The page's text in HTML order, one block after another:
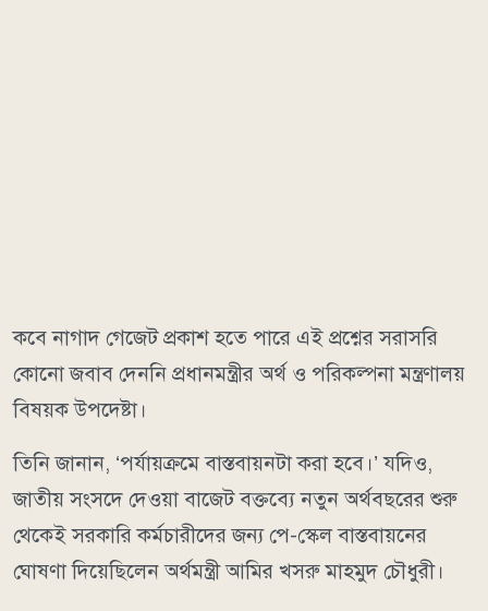
কবে নাগাদ গেজেট প্রকাশ হতে পারে এই প্রশ্নের সরাসরি
কোনো জবাব দেননি প্রধানমন্ত্রীর অর্থ ও পরিকল্পনা মন্ত্রণালয়
বিষয়ক উপদেষ্টা।
তিনি জানান, ‘পর্যায়ক্রমে বাস্তবায়নটা করা হবে।’ যদিও,
জাতীয় সংসদে দেওয়া বাজেট বক্তব্যে নতুন অর্থবছরের শুরু
থেকেই সরকারি কর্মচারীদের জন্য পে-স্কেল বাস্তবায়নের
ঘোষণা দিয়েছিলেন অর্থমন্ত্রী আমির খসরু মাহমুদ চৌধুরী।